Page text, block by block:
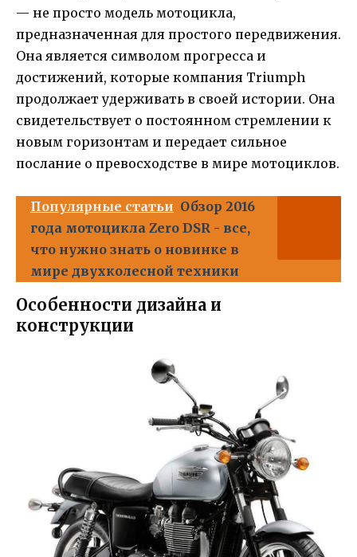
— не просто модель мотоцикла,
предназначенная для простого передвижения.
Она является символом прогресса и
достижений, которые компания Triumph
продолжает удерживать в своей истории. Она
свидетельствует о постоянном стремлении к
новым горизонтам и передает сильное
послание о превосходстве в мире мотоциклов.
Популярные статьи Обзор 2016
года мотоцикла Zero DSR - все,
что нужно знать о новинке в
мире двухколесной техники
Особенности дизайна и
конструкции